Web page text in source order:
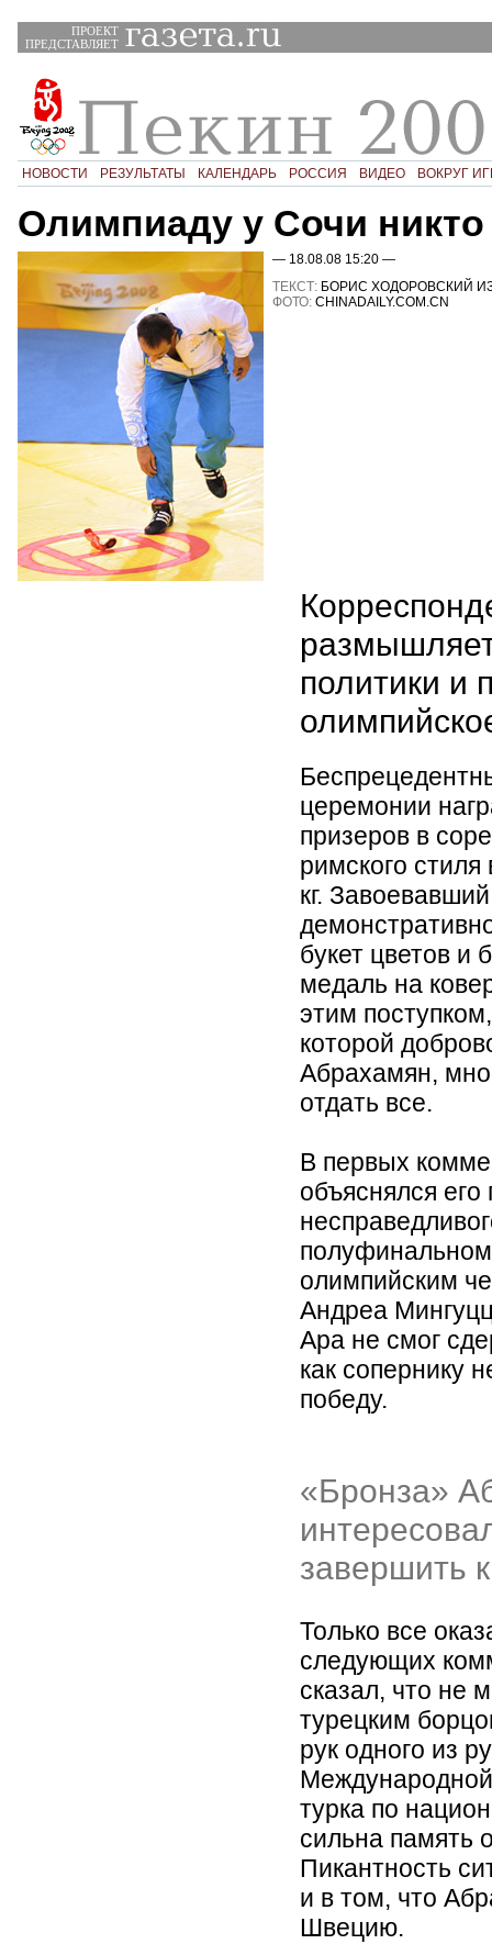
ПРОЕКТ
ПРЕДСТАВЛЯЕТ
НОВОСТИ РЕЗУЛЬТАТЫ КАЛЕНДАРЬ РОССИЯ ВИДЕО ВОКРУГ
Олимпиаду у Сочи никто
— 18.08.08 15:20 —
ТЕКСТ: БОРИС ХОДОРОВСКИЙ
ФОТО: CHINADAILY.COM.CN
политики и
церемонии
призеров в
римского стиля
кг.
букет цветов и
медаль на
этим
которой
Абрахамян,
отдать все.
В первых
объяснялся
олимпийским
Андреа
Ара не смог
как сопернику
победу.
«Бронза»
завершить
Только все
следующих
сказал, что не
турецким
рук одного из
турка по
сильна память
Пикантность
и в том, что
Швецию.